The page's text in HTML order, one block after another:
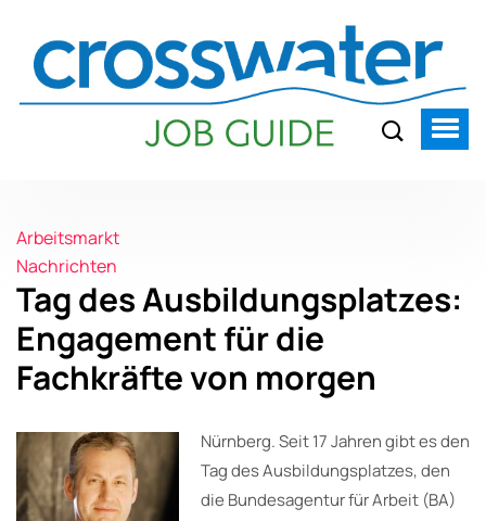
Arbeitsmarkt
Nachrichten
Tag des Ausbildungsplatzes:
Engagement für die
Fachkräfte von morgen
Nürnberg. Seit 17 Jahren gibt es den
Tag des Ausbildungsplatzes, den
die Bundesagentur für Arbeit (BA)